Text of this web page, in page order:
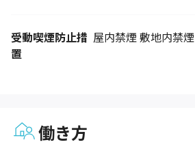
受動喫煙防止措
置
屋内禁煙 敷地内禁煙
働き方